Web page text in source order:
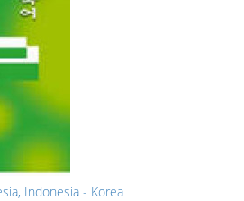
Indonesia - Korea